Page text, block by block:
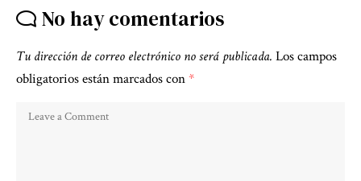
No hay comentarios
Tu dirección de correo electrónico no será publicada. Los campos
obligatorios están marcados con*